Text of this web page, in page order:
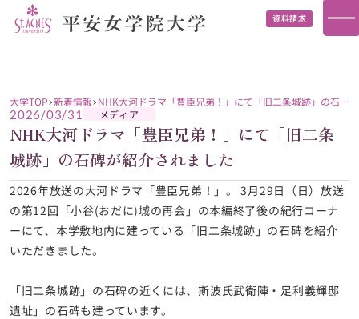
資料請求
大学TOP 新着情報 NHK大河ドラマ「豊臣兄弟！」にて「旧二条城跡」の石碑
が紹介されました
2026/03/31 メディア
NHK大河ドラマ「豊臣兄弟！」にて「旧二条
城跡」の石碑が紹介されました
2026年放送の大河ドラマ「豊臣兄弟！」。 3月29日（日）放送
の第12回「小谷(おだに)城の再会」の本編終了後の紀行コーナ
ーにて、本学敷地内に建っている「旧二条城跡」の石碑を紹介
いただきました。
「旧二条城跡」の石碑の近くには、斯波氏武衛陣・足利義輝邸
遺址」の石碑も建っています。